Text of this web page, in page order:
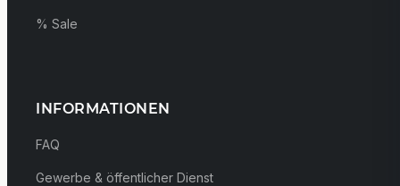
% Sale
INFORMATIONEN
FAQ
Gewerbe & öffentlicher Dienst